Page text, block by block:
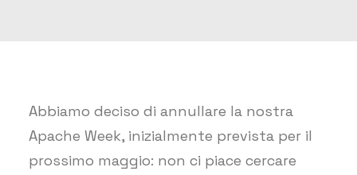
Abbiamo deciso di annullare la nostra
Apache Week, inizialmente prevista per il
prossimo maggio: non ci piace cercare